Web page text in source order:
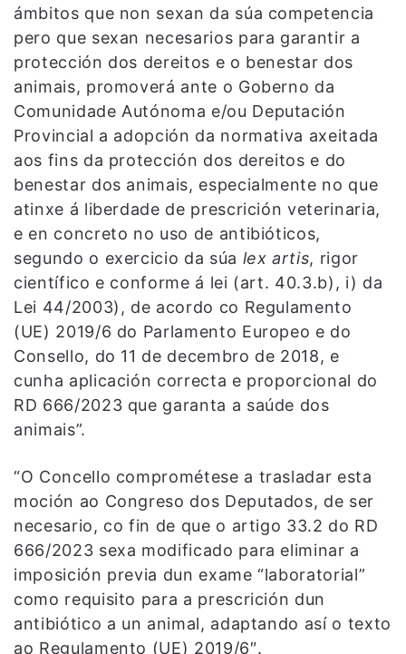
ámbitos que non sexan da súa competencia
pero que sexan necesarios para garantir a
protección dos dereitos e o benestar dos
animais, promoverá ante o Goberno da
Comunidade Autónoma e/ou Deputación
Provincial a adopción da normativa axeitada
aos fins da protección dos dereitos e do
benestar dos animais, especialmente no que
atinxe á liberdade de prescrición veterinaria,
e en concreto no uso de antibióticos,
segundo o exercicio da súa lex artis, rigor
científico e conforme á lei (art. 40.3.b), i) da
Lei 44/2003), de acordo co Regulamento
(UE) 2019/6 do Parlamento Europeo e do
Consello, do 11 de decembro de 2018, e
cunha aplicación correcta e proporcional do
RD 666/2023 que garanta a saúde dos
animais”.
“O Concello comprométese a trasladar esta
moción ao Congreso dos Deputados, de ser
necesario, co fin de que o artigo 33.2 do RD
666/2023 sexa modificado para eliminar a
imposición previa dun exame “laboratorial”
como requisito para a prescrición dun
antibiótico a un animal, adaptando así o texto
ao Regulamento (UE) 2019/6″.